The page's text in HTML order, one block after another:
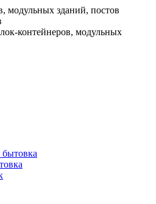
модульных зданий, постов
контейнеров, модульных
бытовка